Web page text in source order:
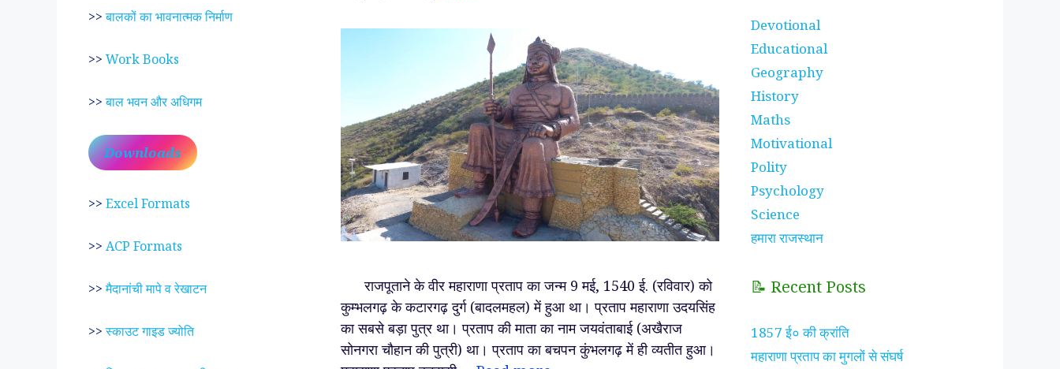
राजपूताने के वीर महाराणा प्रताप का जन्म 9 मई, 1540 ई. (रविवार) को
कुम्भलगढ़ के कटारगढ़ दुर्ग (बादलमहल) में हुआ था। प्रताप महाराणा उदयसिंह
का सबसे बड़ा पुत्र था। प्रताप की माता का नाम जयवंताबाई (अखैराज
सोनगरा चौहान की पुत्री) था। प्रताप का बचपन कुंभलगढ़ में ही व्यतीत हुआ।
>>बालकों का भावनात्मक निर्माण
>> Work Books
>>बाल भवन और अधिगम
Downloads
>> Excel Formats
>> ACP Formats
>>मैदानांची मापे व रेखाटन
>>स्काउट गाइड ज्योति
Devotional
Educational
Geography
History
Maths
Motivational
Polity
Psychology
Science
हमारा राजस्थान
📝 Recent Posts
1857 ई० की क्रांति
महाराणा प्रताप का मुगलों से संघर्ष